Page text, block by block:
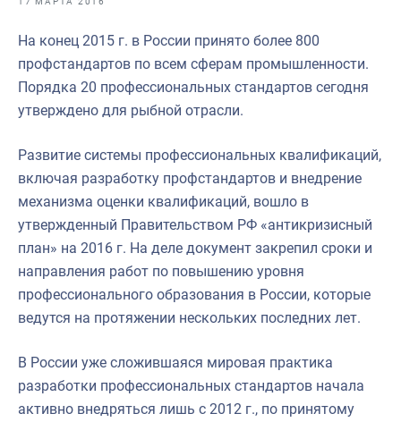
Выставки и конференции
Научно-практическая литература
Рыбоохрана России
Инфографика
Укрепление духовно-нравственных ценностей
События в России и мире
На конец 2015 г. в России принято более 800
профстандартов по всем сферам промышленности.
Порядка 20 профессиональных стандартов сегодня
утверждено для рыбной отрасли.
Развитие системы профессиональных квалификаций,
включая разработку профстандартов и внедрение
механизма оценки квалификаций, вошло в
утвержденный Правительством РФ «антикризисный
план» на 2016 г. На деле документ закрепил сроки и
направления работ по повышению уровня
профессионального образования в России, которые
ведутся на протяжении нескольких последних лет.
В России уже сложившаяся мировая практика
разработки профессиональных стандартов начала
активно внедряться лишь с 2012 г., по принятому